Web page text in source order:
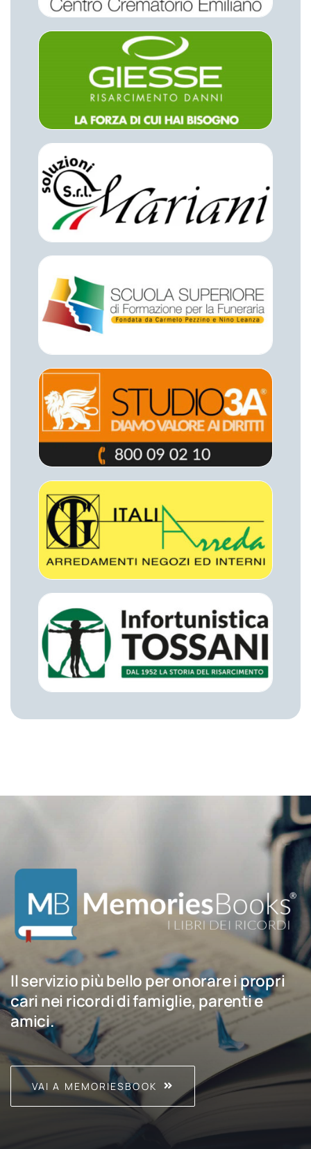
Il servizio più bello per onorare i propri
cari nei ricordi di famiglie, parenti e
amici.
VAI A MEMORIESBOOK